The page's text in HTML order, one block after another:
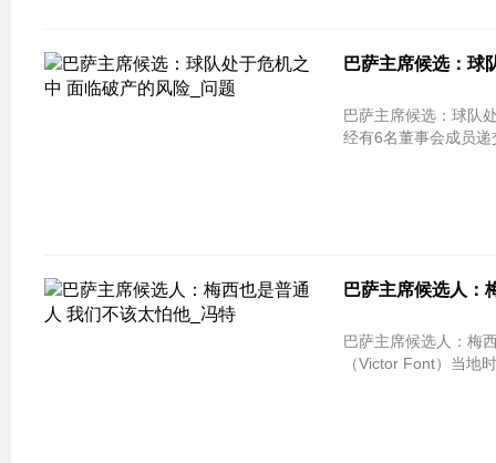
巴萨主席候选：球
巴萨主席候选：球队处于危机之中
经有6名董事会成员
巴萨主席候选人：
巴萨主席候选人：梅
（Victor Font）当地